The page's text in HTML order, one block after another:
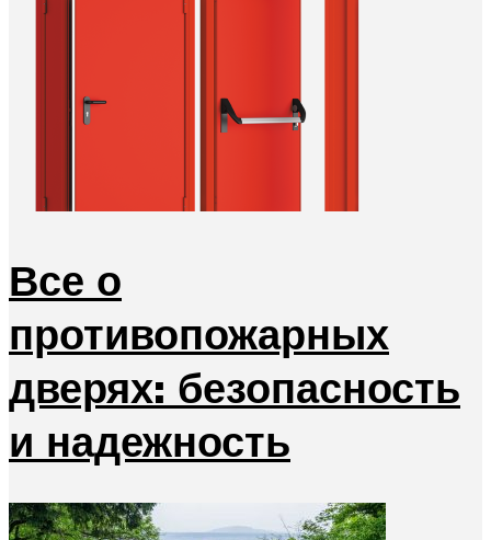
Все о
противопожарных
дверях: безопасность
и надежность